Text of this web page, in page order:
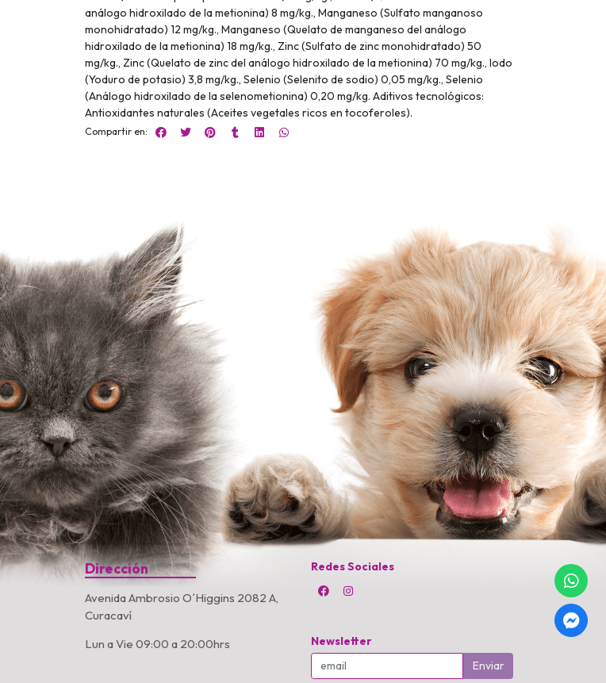
análogo hidroxilado de la metionina) 8 mg/kg., Manganeso (Sulfato manganoso
monohidratado) 12 mg/kg., Manganeso (Quelato de manganeso del análogo
hidroxilado de la metionina) 18 mg/kg., Zinc (Sulfato de zinc monohidratado) 50
mg/kg., Zinc (Quelato de zinc del análogo hidroxilado de la metionina) 70 mg/kg., Iodo
(Yoduro de potasio) 3,8 mg/kg., Selenio (Selenito de sodio) 0,05 mg/kg., Selenio
(Análogo hidroxilado de la selenometionina) 0,20 mg/kg. Aditivos tecnológicos:
Antioxidantes naturales (Aceites vegetales ricos en tocoferoles).
Compartir en:
Dirección
Avenida Ambrosio O´Higgins 2082 A,
Curacaví
Lun a Vie 09:00 a 20:00hrs
Redes Sociales
Newsletter
Enviar